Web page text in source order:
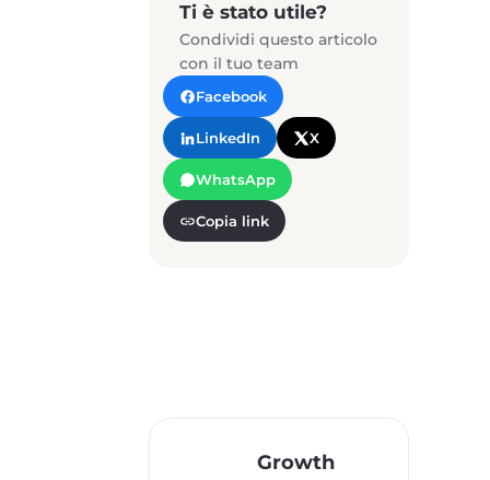
Ti è stato utile?
Condividi questo articolo
con il tuo team
Facebook
LinkedIn X
WhatsApp
Copia link
Growth